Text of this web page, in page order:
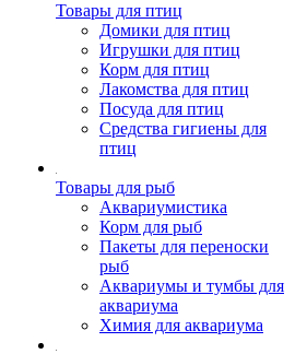
Товары для птиц
Домики для птиц
Игрушки для птиц
Корм для птиц
Лакомства для птиц
Посуда для птиц
Средства гигиены для
птиц
Товары для рыб
Аквариумистика
Корм для рыб
Пакеты для переноски
рыб
Аквариумы и тумбы для
аквариума
Химия для аквариума